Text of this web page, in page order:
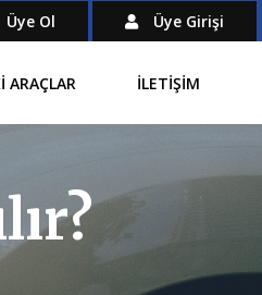
Üye Ol Üye Girişi
ARAÇLAR İLETİŞİM